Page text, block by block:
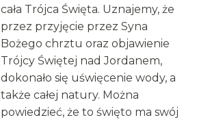
cała Trójca Święta. Uznajemy, że
przez przyjęcie przez Syna
Bożego chrztu oraz objawienie
Trójcy Świętej nad Jordanem,
dokonało się uświęcenie wody, a
także całej natury. Można
powiedzieć, że to święto ma swój